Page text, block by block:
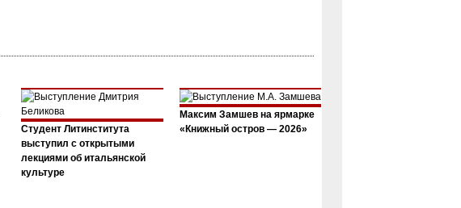
Студент Литинститута
выступил с открытыми
лекциями об итальянской
культуре
Максим Замшев на ярмарке
«Книжный остров — 2026»